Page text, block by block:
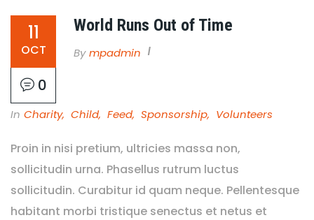
11
OCT
0
World Runs Out of Time
By Mpadmin
In Charity, Child, Feed, Sponsorship, Volunteers
Proin in nisi pretium, ultricies massa non,
sollicitudin urna. Phasellus rutrum luctus
sollicitudin. Curabitur id quam neque. Pellentesque
habitant morbi tristique senectus et netus et